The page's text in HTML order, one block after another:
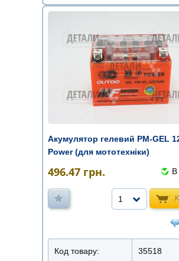
Акумулятор гелевий PM-GEL
Power (для мототехніки)
496.47 грн. В
1
Код товару: 35518